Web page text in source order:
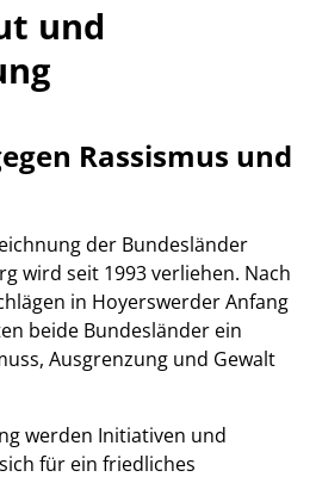
und
Rassismus und
der Bundesländer
wird seit 1993 verliehen. Nach
in Hoyerswerder Anfang
beide Bundesländer ein
Ausgrenzung und Gewalt
werden Initiativen und
für ein friedliches